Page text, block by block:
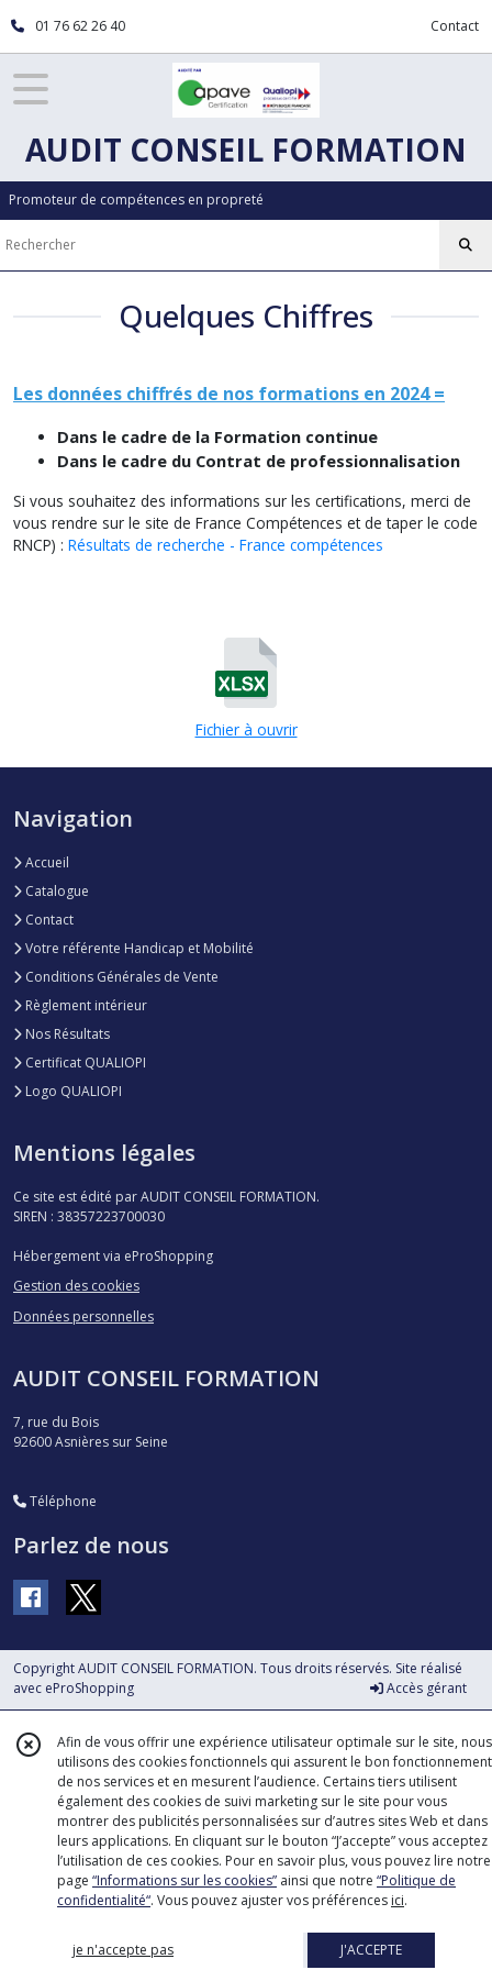
01 76 62 26 40 Contact
AUDIT CONSEIL FORMATION
Promoteur de compétences en propreté
Quelques Chiffres
Les données chiffrés de nos formations en 2024 =
Dans le cadre de la Formation continue
Dans le cadre du Contrat de professionnalisation
Si vous souhaitez des informations sur les certifications, merci de
vous rendre sur le site de France Compétences et de taper le code
RNCP) : Résultats de recherche - France compétences
Fichier à ouvrir
Navigation
Accueil
Catalogue
Contact
Votre référente Handicap et Mobilité
Conditions Générales de Vente
Règlement intérieur
Nos Résultats
Certificat QUALIOPI
Logo QUALIOPI
Mentions légales
Ce site est édité par AUDIT CONSEIL FORMATION.
SIREN : 38357223700030
Hébergement via eProShopping
Gestion des cookies
Données personnelles
AUDIT CONSEIL FORMATION
7, rue du Bois
92600Asnières sur Seine
Téléphone
Parlez de nous
Copyright AUDIT CONSEIL FORMATION. Tous droits réservés. Site réalisé
avec eProShopping Accès gérant
Afin de vous offrir une expérience utilisateur optimale sur le site, nous
utilisons des cookies fonctionnels qui assurent le bon fonctionnement
de nos services et en mesurent l’audience. Certains tiers utilisent
également des cookies de suivi marketing sur le site pour vous
montrer des publicités personnalisées sur d’autres sites Web et dans
leurs applications. En cliquant sur le bouton “J’accepte” vous acceptez
l’utilisation de ces cookies. Pour en savoir plus, vous pouvez lire notre
page “Informations sur les cookies” ainsi que notre “Politique de
confidentialité“. Vous pouvez ajuster vos préférences ici.
je n'accepte pas J'ACCEPTE